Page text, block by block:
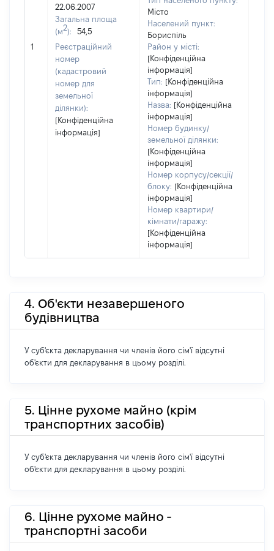
1
22.06.2007
Загальна площа
(м2):
54,5
Реєстраційний
номер
(кадастровий
номер для
земельної
ділянки):
[Конфіденційна
інформація]
Місто
Населений пункт:
Бориспіль
Район у місті:
[Конфіденційна
інформація]
Тип: [Конфіденційна
інформація]
Назва: [Конфіденційна
інформація]
Номер будинку/
земельної ділянки:
[Конфіденційна
інформація]
Номер корпусу/секції/
блоку: [Конфіденційна
інформація]
Номер квартири/
кімнати/гаражу:
[Конфіденційна
інформація]
4. Об'єкти незавершеного
будівництва
У суб'єкта декларування чи членів його сім'ї відсутні
об'єкти для декларування в цьому розділі.
5. Цінне рухоме майно (крім
транспортних засобів)
У суб'єкта декларування чи членів його сім'ї відсутні
об'єкти для декларування в цьому розділі.
6. Цінне рухоме майно -
транспортні засоби